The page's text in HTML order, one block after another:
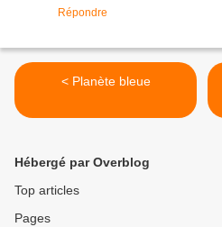
Répondre
< Planète bleue
Hébergé par Overblog
Top articles
Pages